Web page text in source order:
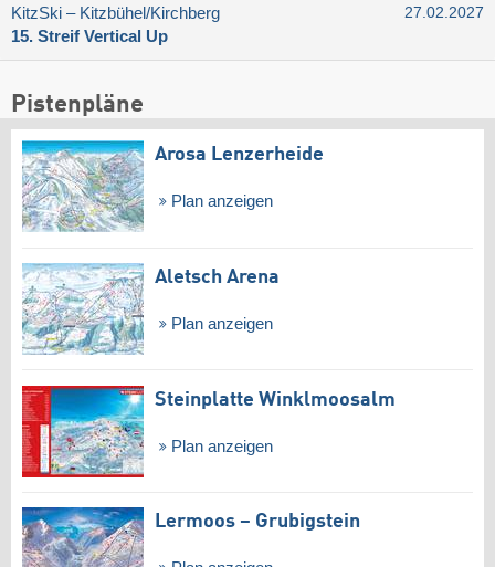
KitzSki – Kitzbühel/​Kirchberg
15. Streif Vertical Up
27.02.2027
Pistenpläne
Arosa Lenzerheide
Plan anzeigen
Aletsch Arena
Plan anzeigen
Steinplatte Winklmoosalm
Plan anzeigen
Lermoos – Grubigstein